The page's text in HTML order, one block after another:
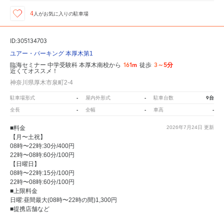
4人がお気に入りの駐車場
ID:305134703
ユアー・パーキング 本厚木第1
臨海セミナー 中学受験科 本厚木南校から 161m 徒歩 3～5分
近くてオススメ！
神奈川県厚木市泉町2-4
駐車場形式 - 屋内外形式 - 駐車台数 9台
全長 - 全幅 - 車高 -
2026年7月24日 更新
■料金
【月〜土祝】
08時〜22時:30分/400円
22時〜08時:60分/100円
【日曜日】
08時〜22時:15分/100円
22時〜08時:60分/100円
■上限料金
日曜:昼間最大(08時〜22時の間)1,300円
■提携店舗など